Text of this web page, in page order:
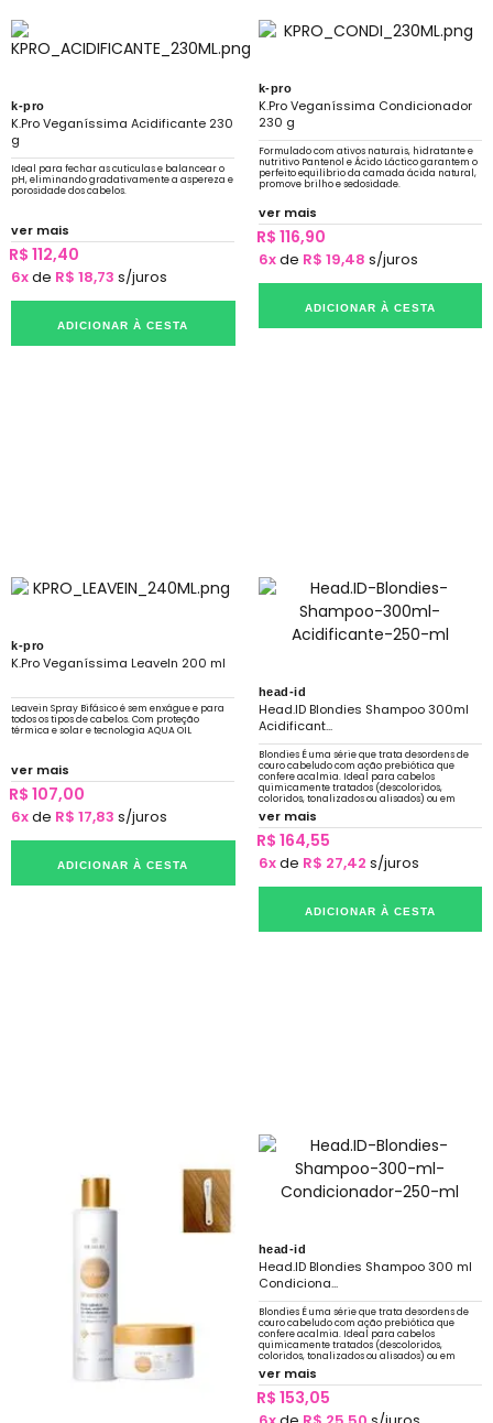
k-pro
K.Pro Veganíssima Acidificante 230
g
Ideal para fechar as cutículas e balancear o
pH, eliminando gradativamente a aspereza e
porosidade dos cabelos.
ver mais
R$ 112,40
6xde R$ 18,73 s/juros
ADICIONAR À CESTA
k-pro
K.Pro Veganíssima Condicionador
230 g
Formulado com ativos naturais, hidratante e
nutritivo Pantenol e Ácido Láctico garantem o
perfeito equilíbrio da camada ácida natural,
promove brilho e sedosidade.
ver mais
R$ 116,90
6xde R$ 19,48 s/juros
ADICIONAR À CESTA
k-pro
K.Pro Veganíssima LeaveIn 200 ml
Leavein Spray Bifásico é sem enxágue e para
todos os tipos de cabelos. Com proteção
térmica e solar e tecnologia AQUA OIL
ver mais
R$ 107,00
6xde R$ 17,83 s/juros
ADICIONAR À CESTA
head-id
Head.ID Blondies Shampoo 300ml
Acidificant...
Blondies É uma série que trata desordens de
couro cabeludo com ação prebiótica que
confere acalmia. Ideal para cabelos
quimicamente tratados (descoloridos,
coloridos, tonalizados ou alisados) ou em
constante exposição a sol, mar e piscina.
ver mais
R$ 164,55
6xde R$ 27,42 s/juros
ADICIONAR À CESTA
head-id
Head.ID Blondies Shampoo 300 ml
Condiciona...
Blondies É uma série que trata desordens de
couro cabeludo com ação prebiótica que
confere acalmia. Ideal para cabelos
quimicamente tratados (descoloridos,
coloridos, tonalizados ou alisados) ou em
constante exposição a sol, mar e piscina.
ver mais
R$ 153,05